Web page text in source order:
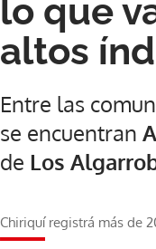
lo que
altos
Entre las
se encuentran
de Los
Chiriquí registrá más de